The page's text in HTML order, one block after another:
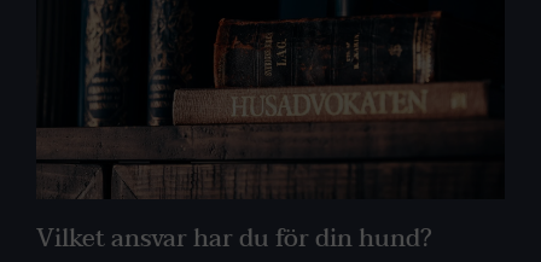
Vilket ansvar har du för din hund?